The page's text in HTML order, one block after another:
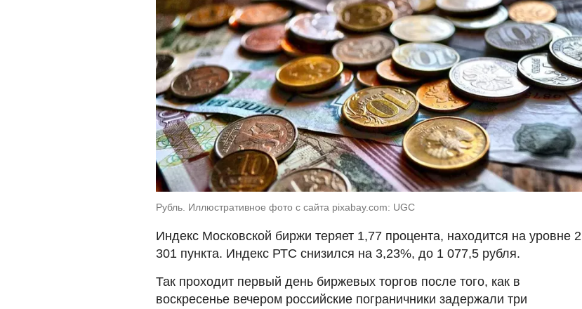
Рубль. Иллюстративное фото с сайта pixabay.com: UGC
Индекс Московской биржи теряет 1,77 процента, находится на уровне 2
301 пункта. Индекс РТС снизился на 3,23%, до 1 077,5 рубля.
Так проходит первый день биржевых торгов после того, как в
воскресенье вечером российские пограничники задержали три